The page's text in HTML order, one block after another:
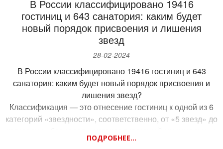
финансовые ресурсы. Именно поэтому актуальны
предложения КПРФ по формированию бюджета развития,
которые позволяют серьезно увеличить доходную часть
бюджета нашей страны.
Председатель ЦК КПРФ Геннадий Зюганов так
прокомментировал послание: «В этом послании сделаны
позитивные, реальные шаги в сторону укрепления нашей
безопасности и мобилизации общества. Но если не решить
проблему насыщения бюджета финансами, если не
подготовить соответствующие кадры, если не улучшить
систему управления и персональной ответственности,
многие президентские пожелания опять повиснут в
В России классифицировано 19416
гостиниц и 643 санатория: каким будет
новый порядок присвоения и лишения
звезд
28-02-2024
В России классифицировано 19416 гостиниц и 643
санатория: каким будет новый порядок присвоения и
лишения звезд?
Классификация — это отнесение гостиниц к одной из 6
категорий «звездности», соответственно, от «5 звезд» до
требования, позволяющие определить средство
ПОДРОБНЕЕ...